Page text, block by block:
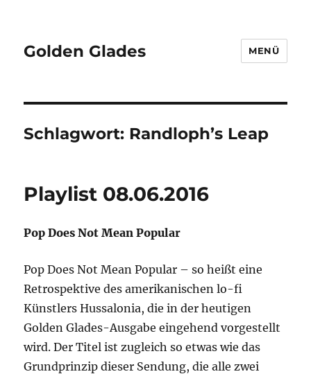
Golden Glades MENÜ
Schlagwort: Randloph’s Leap
Playlist 08.06.2016
Pop Does Not Mean Popular
Pop Does Not Mean Popular – so heißt eine
Retrospektive des amerikanischen lo-fi
Künstlers Hussalonia, die in der heutigen
Golden Glades-Ausgabe eingehend vorgestellt
wird. Der Titel ist zugleich so etwas wie das
Grundprinzip dieser Sendung, die alle zwei